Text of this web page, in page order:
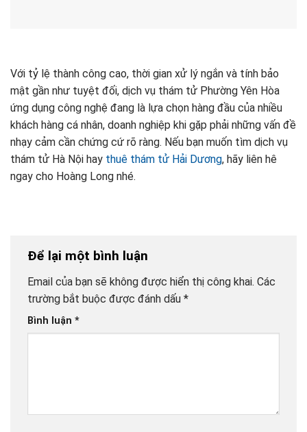
Với tỷ lệ thành công cao, thời gian xử lý ngắn và tính bảo
mật gần như tuyệt đối, dịch vụ thám tử Phường Yên Hòa
ứng dụng công nghệ đang là lựa chọn hàng đầu của nhiều
khách hàng cá nhân, doanh nghiệp khi gặp phải những vấn đề
nhạy cảm cần chứng cứ rõ ràng. Nếu bạn muốn tìm dịch vụ
thám tử Hà Nội hay thuê thám tử Hải Dương, hãy liên hê
ngay cho Hoàng Long nhé.
Để lại một bình luận
Email của bạn sẽ không được hiển thị công khai. Các
trường bắt buộc được đánh dấu *
Bình luận *